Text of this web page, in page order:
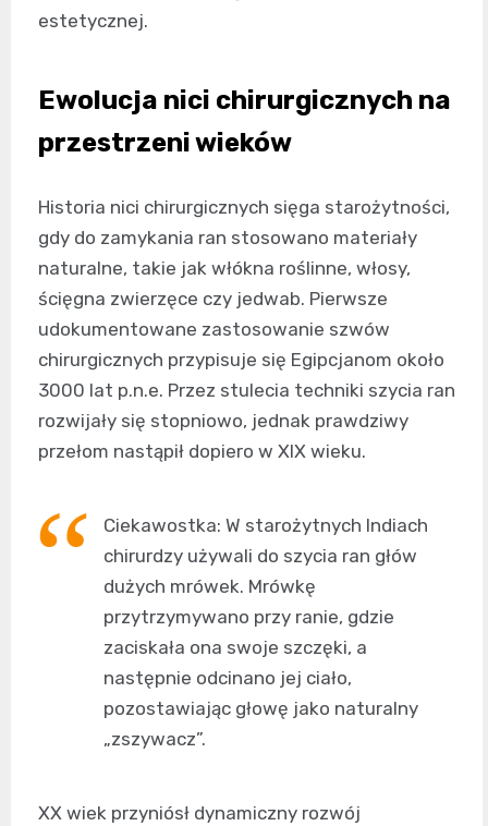
estetycznej.
Ewolucja nici chirurgicznych na
przestrzeni wieków
Historia nici chirurgicznych sięga starożytności,
gdy do zamykania ran stosowano materiały
naturalne, takie jak włókna roślinne, włosy,
ścięgna zwierzęce czy jedwab. Pierwsze
udokumentowane zastosowanie szwów
chirurgicznych przypisuje się Egipcjanom około
3000 lat p.n.e. Przez stulecia techniki szycia ran
rozwijały się stopniowo, jednak prawdziwy
przełom nastąpił dopiero w XIX wieku.
Ciekawostka: W starożytnych Indiach
chirurdzy używali do szycia ran głów
dużych mrówek. Mrówkę
przytrzymywano przy ranie, gdzie
zaciskała ona swoje szczęki, a
następnie odcinano jej ciało,
pozostawiając głowę jako naturalny
„zszywacz”.
XX wiek przyniósł dynamiczny rozwój